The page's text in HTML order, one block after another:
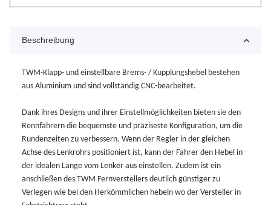
Beschreibung
TWM-Klapp- und einstellbare Brems- / Kupplungshebel bestehen
aus Aluminium und sind vollständig CNC-bearbeitet.
Dank ihres Designs und ihrer Einstellmöglichkeiten bieten sie den
Rennfahrern die bequemste und präziseste Konfiguration, um die
Rundenzeiten zu verbessern. Wenn der Regler in der gleichen
Achse des Lenkrohrs positioniert ist, kann der Fahrer den Hebel in
der idealen Länge vom Lenker aus einstellen. Zudem ist ein
anschließen des TWM Fernverstellers deutlich günstiger zu
Verlegen wie bei den Herkömmlichen hebeln wo der Versteller in